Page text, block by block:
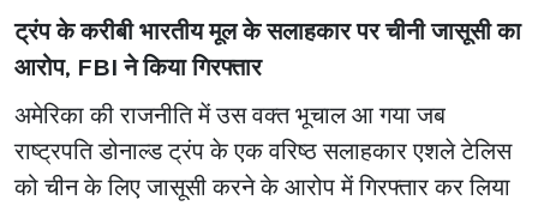
ट्रंप के करीबी भारतीय मूल के सलाहकार पर चीनी जासूसी का
आरोप, FBI ने किया गिरफ्तार
अमेरिका की राजनीति में उस वक्त भूचाल आ गया जब
राष्ट्रपति डोनाल्ड ट्रंप के एक वरिष्ठ सलाहकार एशले टेलिस
को चीन के लिए जासूसी करने के आरोप में गिरफ्तार कर लिया